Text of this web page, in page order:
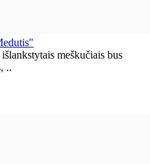
meškučiais bus
..